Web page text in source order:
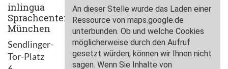
inlingua
Sprachcenter
München
Sendlinger-
Tor-Platz